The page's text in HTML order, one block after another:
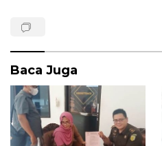
Baca Juga